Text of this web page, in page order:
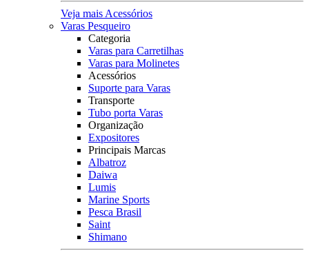
Veja mais Acessórios
Varas Pesqueiro
Categoria
Varas para Carretilhas
Varas para Molinetes
Acessórios
Suporte para Varas
Transporte
Tubo porta Varas
Organização
Expositores
Principais Marcas
Albatroz
Daiwa
Lumis
Marine Sports
Pesca Brasil
Saint
Shimano